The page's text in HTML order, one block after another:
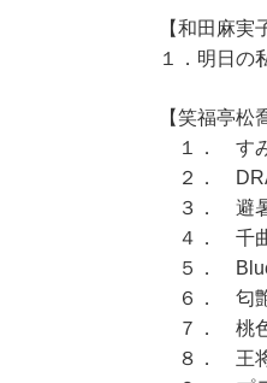
【和田麻実
１．明日の
【笑福亭松
１． す
２．
３． 避
４． 千
５．
６． 匂艶
７． 桃
８． 王